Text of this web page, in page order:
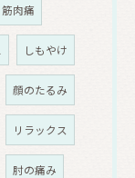
筋肉痛
しもやけ
顔のたるみ
リラックス
肘の痛み